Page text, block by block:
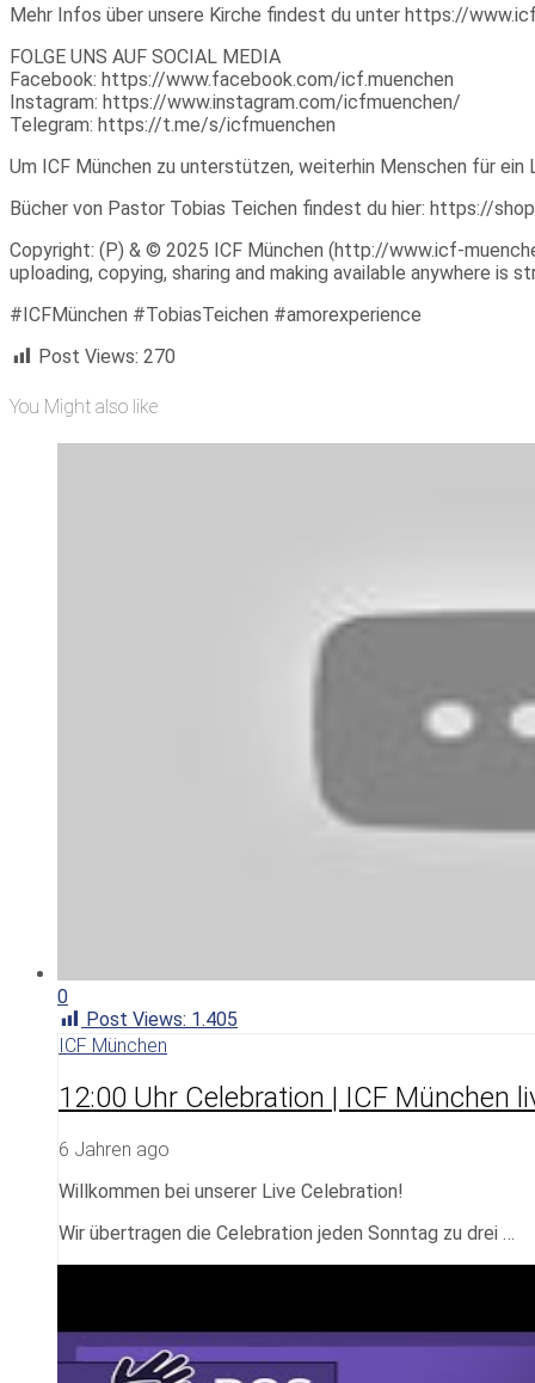
Mehr Infos über unsere Kirche findest du unter https://
FOLGE UNS AUF SOCIAL MEDIA
Facebook: https://www.facebook.com/icf.muenchen
Instagram: https://www.instagram.com/icfmuenchen/
Telegram: https://t.me/s/icfmuenchen
Um ICF München zu unterstützen, weiterhin Menschen für
Bücher von Pastor Tobias Teichen findest du hier: https://
Copyright: (P) & © 2025 ICF München (http://www.icf-
uploading, copying, sharing and making available anywhere is
#ICFMünchen #TobiasTeichen #amorexperience
Post Views: 270
You Might also like
0
Post Views: 1.405
ICF München
12:00 Uhr Celebration | ICF München
6 Jahren ago
Willkommen bei unserer Live Celebration!
Wir übertragen die Celebration jeden Sonntag zu drei …